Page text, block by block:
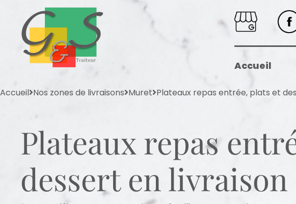
Accueil
Accueil Nos zones de livraisons Muret Plateaux repas entrée, plats et
Plateaux repas
dessert en